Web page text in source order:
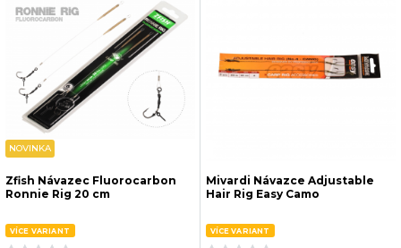
NOVINKA
Zfish Návazec Fluorocarbon
Ronnie Rig 20 cm
VÍCE VARIANT
Mivardi Návazce Adjustable
Hair Rig Easy Camo
VÍCE VARIANT